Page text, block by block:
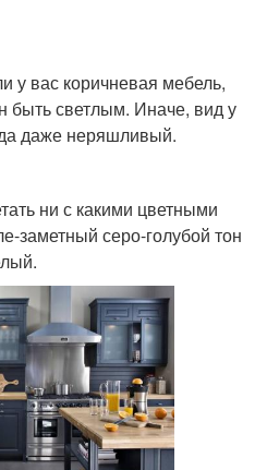
у вас коричневая мебель,
быть светлым. Иначе, вид у
даже неряшливый.
ни с какими цветными
заметный серо-голубой тон